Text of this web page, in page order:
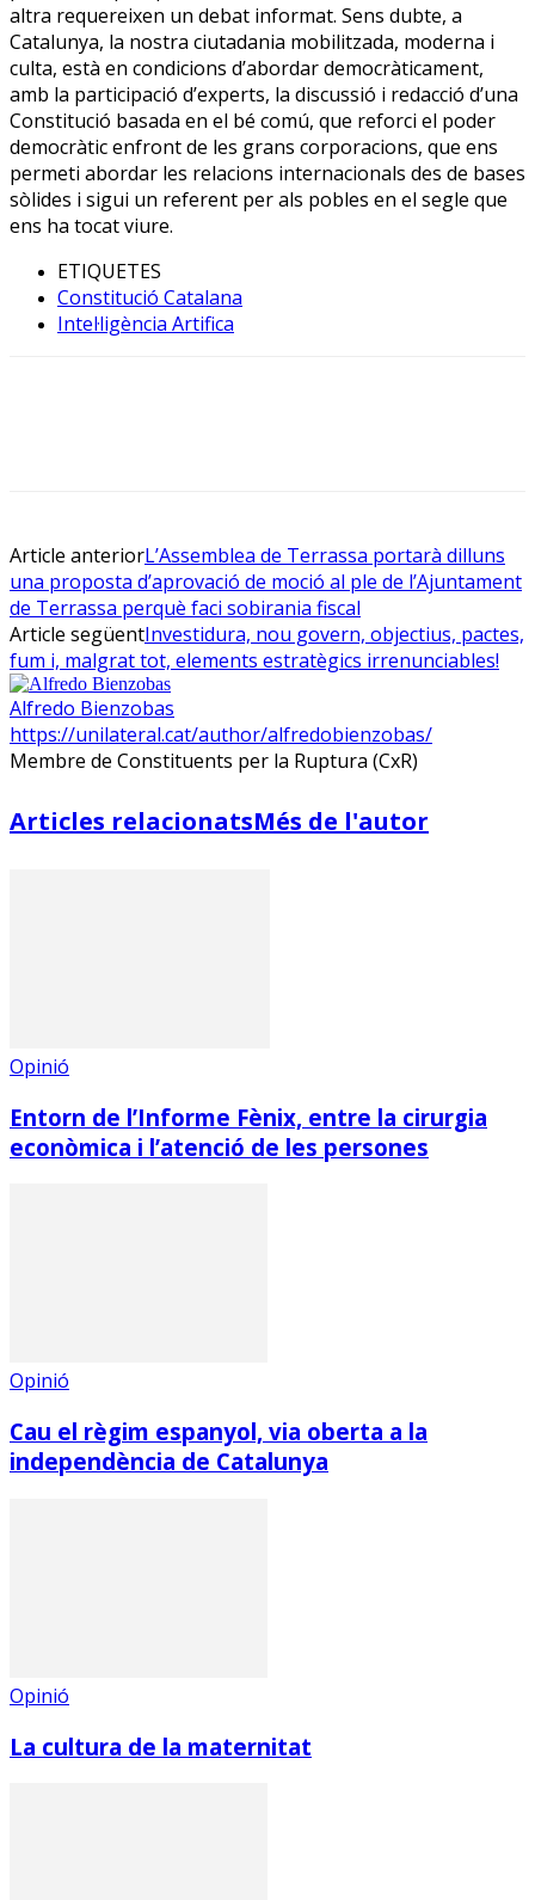
altra requereixen un debat informat. Sens dubte, a
Catalunya, la nostra ciutadania mobilitzada, moderna i
culta, està en condicions d’abordar democràticament,
amb la participació d’experts, la discussió i redacció d’una
Constitució basada en el bé comú, que reforci el poder
democràtic enfront de les grans corporacions, que ens
permeti abordar les relacions internacionals des de bases
sòlides i sigui un referent per als pobles en el segle que
ens ha tocat viure.
ETIQUETES
Constitució Catalana
Intel·ligència Artifica
Article anteriorL’Assemblea de Terrassa portarà dilluns
una proposta d’aprovació de moció al ple de l’Ajuntament
de Terrassa perquè faci sobirania fiscal
Article següentInvestidura, nou govern, objectius, pactes,
fum i, malgrat tot, elements estratègics irrenunciables!
Alfredo Bienzobas
https://unilateral.cat/author/alfredobienzobas/
Membre de Constituents per la Ruptura (CxR)
Articles relacionatsMés de l'autor
Opinió
Entorn de l’Informe Fènix, entre la cirurgia
econòmica i l’atenció de les persones
Opinió
Cau el règim espanyol, via oberta a la
independència de Catalunya
Opinió
La cultura de la maternitat